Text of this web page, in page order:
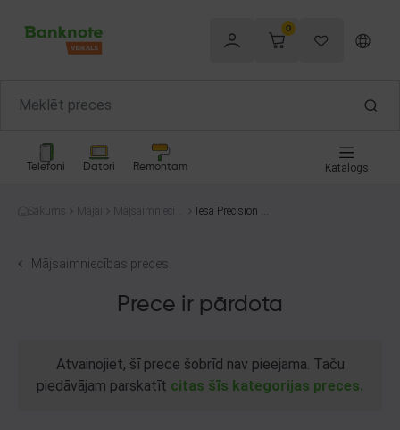
0
Telefoni Datori Remontam Katalogs
Sākums Mājai
Mājsaimniecība
Tesa Precision M
Mājsaimniecības preces
Prece ir pārdota
Atvainojiet, šī prece šobrīd nav pieejama. Taču
piedāvājam parskatīt citas šīs kategorijas preces.